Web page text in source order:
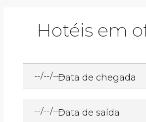
Hotéis em
Data de chegada
Data de saída